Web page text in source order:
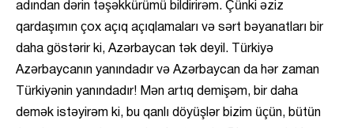
adından dərin təşəkkürümü bildirirəm. Çünki əziz
qardaşımın çox açıq açıqlamaları və sərt bəyanatları bir
daha göstərir ki, Azərbaycan tək deyil. Türkiyə
Azərbaycanın yanındadır və Azərbaycan da hər zaman
Türkiyənin yanındadır! Mən artıq demişəm, bir daha
demək istəyirəm ki, bu qanlı döyüşlər bizim üçün, bütün